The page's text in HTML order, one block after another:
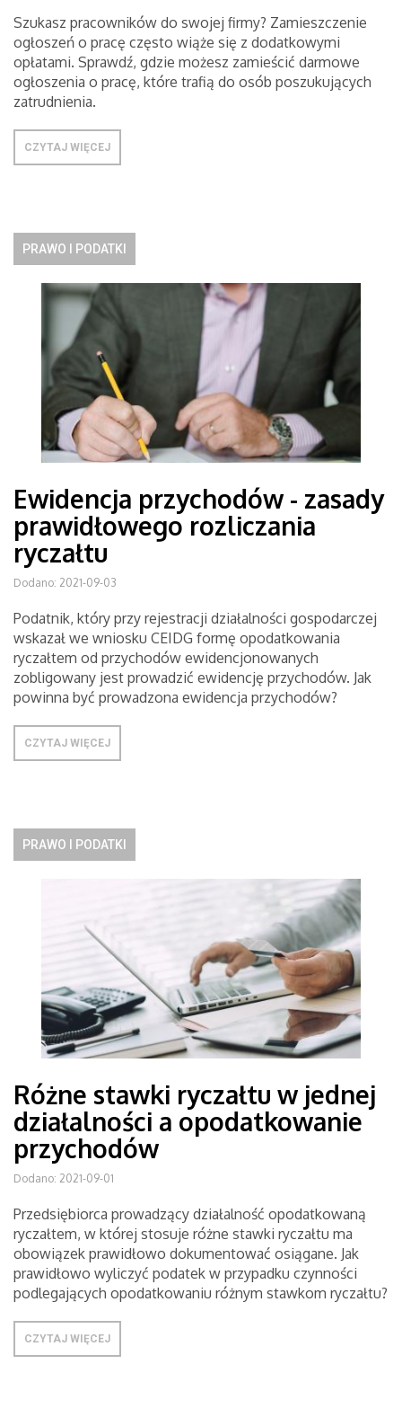
Szukasz pracowników do swojej firmy? Zamieszczenie
ogłoszeń o pracę często wiąże się z dodatkowymi
opłatami. Sprawdź, gdzie możesz zamieścić darmowe
ogłoszenia o pracę, które trafią do osób poszukujących
zatrudnienia.
CZYTAJ WIĘCEJ
PRAWO I PODATKI
Ewidencja przychodów - zasady
prawidłowego rozliczania
ryczałtu
Dodano: 2021-09-03
Podatnik, który przy rejestracji działalności gospodarczej
wskazał we wniosku CEIDG formę opodatkowania
ryczałtem od przychodów ewidencjonowanych
zobligowany jest prowadzić ewidencję przychodów. Jak
powinna być prowadzona ewidencja przychodów?
CZYTAJ WIĘCEJ
PRAWO I PODATKI
Różne stawki ryczałtu w jednej
działalności a opodatkowanie
przychodów
Dodano: 2021-09-01
Przedsiębiorca prowadzący działalność opodatkowaną
ryczałtem, w której stosuje różne stawki ryczałtu ma
obowiązek prawidłowo dokumentować osiągane. Jak
prawidłowo wyliczyć podatek w przypadku czynności
podlegających opodatkowaniu różnym stawkom ryczałtu?
CZYTAJ WIĘCEJ